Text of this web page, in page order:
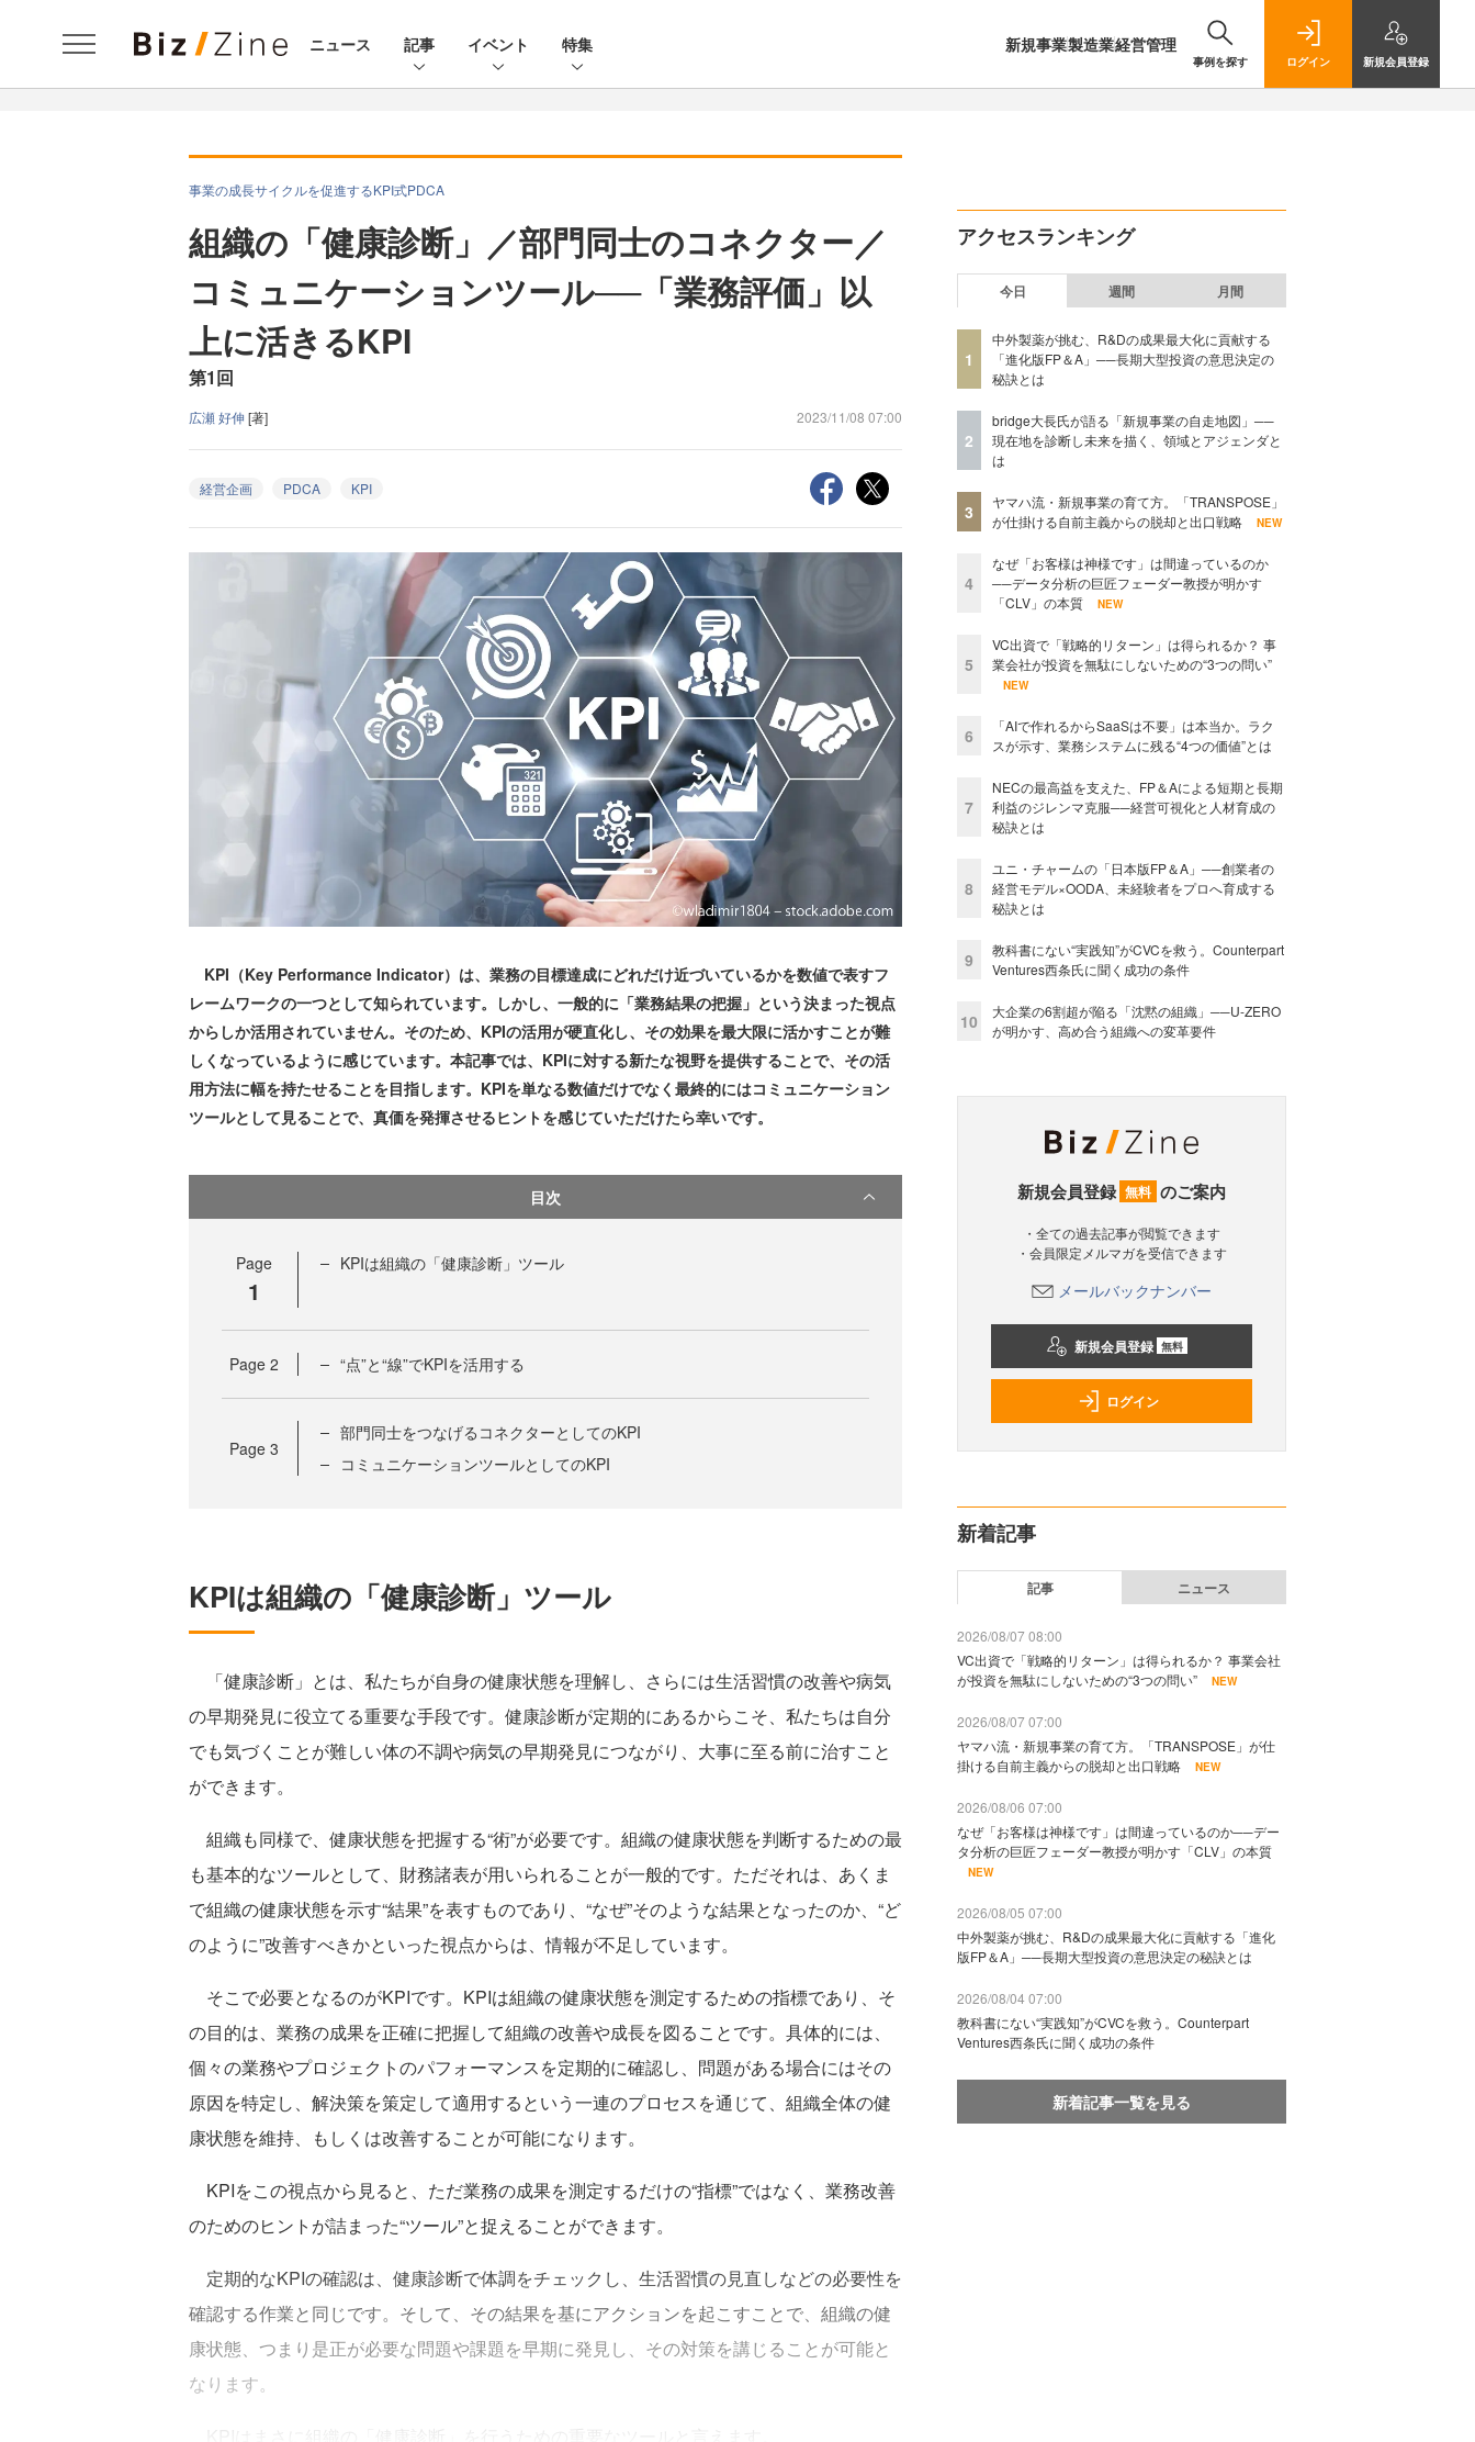
ニュース 記事 イベント 特集 新規事業製造業経営管理
事例を探す ログイン 新規会員登録
事業の成長サイクルを促進するKPI式PDCA
組織の「健康診断」／部門同士のコネクター／
コミュニケーションツール──「業務評価」以
上に活きるKPI
第1回
広瀬 好伸 [著] 2023/11/08 07:00
経営企画 PDCA KPI
KPI（Key Performance Indicator）は、業務の目標達成にどれだけ近づいているかを数値で表すフ
レームワークの一つとして知られています。しかし、一般的に「業務結果の把握」という決まった視点
からしか活用されていません。そのため、KPIの活用が硬直化し、その効果を最大限に活かすことが難
しくなっているように感じています。本記事では、KPIに対する新たな視野を提供することで、その活
用方法に幅を持たせることを目指します。KPIを単なる数値だけでなく最終的にはコミュニケーション
ツールとして見ることで、真価を発揮させるヒントを感じていただけたら幸いです。
目次
Page
1
KPIは組織の「健康診断」ツール
Page 2 “点”と“線”でKPIを活用する
Page 3
部門同士をつなげるコネクターとしてのKPI
コミュニケーションツールとしてのKPI
KPIは組織の「健康診断」ツール
「健康診断」とは、私たちが自身の健康状態を理解し、さらには生活習慣の改善や病気
の早期発見に役立てる重要な手段です。健康診断が定期的にあるからこそ、私たちは自分
でも気づくことが難しい体の不調や病気の早期発見につながり、大事に至る前に治すこと
ができます。
組織も同様で、健康状態を把握する“術”が必要です。組織の健康状態を判断するための最
も基本的なツールとして、財務諸表が用いられることが一般的です。ただそれは、あくま
で組織の健康状態を示す“結果”を表すものであり、“なぜ”そのような結果となったのか、“ど
のように”改善すべきかといった視点からは、情報が不足しています。
そこで必要となるのがKPIです。KPIは組織の健康状態を測定するための指標であり、そ
の目的は、業務の成果を正確に把握して組織の改善や成長を図ることです。具体的には、
個々の業務やプロジェクトのパフォーマンスを定期的に確認し、問題がある場合にはその
原因を特定し、解決策を策定して適用するという一連のプロセスを通じて、組織全体の健
康状態を維持、もしくは改善することが可能になります。
KPIをこの視点から見ると、ただ業務の成果を測定するだけの“指標”ではなく、業務改善
のためのヒントが詰まった“ツール”と捉えることができます。
定期的なKPIの確認は、健康診断で体調をチェックし、生活習慣の見直しなどの必要性を
確認する作業と同じです。そして、その結果を基にアクションを起こすことで、組織の健
康状態、つまり是正が必要な問題や課題を早期に発見し、その対策を講じることが可能と
なります。
アクセスランキング
今日 週間 月間
1
中外製薬が挑む、R&Dの成果最大化に貢献する
「進化版FP＆A」──長期大型投資の意思決定の
秘訣とは
2
bridge大長氏が語る「新規事業の自走地図」──
現在地を診断し未来を描く、領域とアジェンダと
は
3
ヤマハ流・新規事業の育て方。「TRANSPOSE」
が仕掛ける自前主義からの脱却と出口戦略
NEW
4
なぜ「お客様は神様です」は間違っているのか
──データ分析の巨匠フェーダー教授が明かす
「CLV」の本質
NEW
5
VC出資で「戦略的リターン」は得られるか？ 事
業会社が投資を無駄にしないための“3つの問い”
NEW
6
「AIで作れるからSaaSは不要」は本当か。ラク
スが示す、業務システムに残る“4つの価値”とは
7
NECの最高益を支えた、FP＆Aによる短期と長期
利益のジレンマ克服──経営可視化と人材育成の
秘訣とは
8
ユニ・チャームの「日本版FP＆A」──創業者の
経営モデル×OODA、未経験者をプロへ育成する
秘訣とは
9
教科書にない“実践知”がCVCを救う。Counterpart
Ventures西条氏に聞く成功の条件
10
大企業の6割超が陥る「沈黙の組織」──U-ZERO
が明かす、高め合う組織への変革要件
新規会員登録 無料 のご案内
・全ての過去記事が閲覧できます
・会員限定メルマガを受信できます
メールバックナンバー
新規会員登録 無料
ログイン
新着記事
記事 ニュース
2026/08/07 08:00
VC出資で「戦略的リターン」は得られるか？ 事業会社
が投資を無駄にしないための“3つの問い”
NEW
2026/08/07 07:00
ヤマハ流・新規事業の育て方。「TRANSPOSE」が仕
掛ける自前主義からの脱却と出口戦略
NEW
2026/08/06 07:00
なぜ「お客様は神様です」は間違っているのか──デー
タ分析の巨匠フェーダー教授が明かす「CLV」の本質
NEW
2026/08/05 07:00
中外製薬が挑む、R&Dの成果最大化に貢献する「進化
版FP＆A」──長期大型投資の意思決定の秘訣とは
2026/08/04 07:00
教科書にない“実践知”がCVCを救う。Counterpart
Ventures西条氏に聞く成功の条件
新着記事一覧を見る